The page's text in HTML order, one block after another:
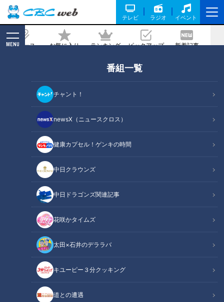
テレビ ラジオ イベント
ニュース お気に入り ランキング ピックアップ 新着記事
MENU
番組一覧
チャント！
newsX（ニュースクロス）
健康カプセル！ゲンキの時間
中日クラウンズ
中日ドラゴンズ関連記事
花咲かタイムズ
太田×石井のデララバ
キユーピー３分クッキング
道との遭遇
ケタの番号で“迷子”減らせる? 年間41万
匹が対象に…
2022/06/15 17:16
チャント！
「チャント！」特集